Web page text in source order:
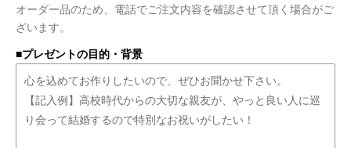
オーダー品のため、電話でご注文内容を確認させて頂く場合がご
ざいます。
■プレゼントの目的・背景